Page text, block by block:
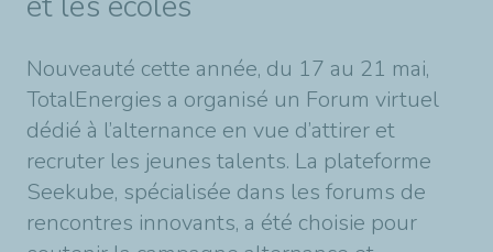
Nouveauté cette année, du 17 au 21 mai,
TotalEnergies a organisé un Forum virtuel
dédié à l’alternance en vue d’attirer et
recruter les jeunes talents. La plateforme
Seekube, spécialisée dans les forums de
rencontres innovants, a été choisie pour